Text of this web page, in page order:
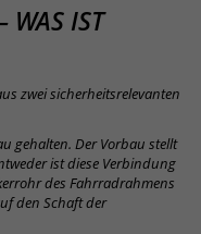
WAS IST
zwei sicherheitsrelevanten
gehalten. Der Vorbau stellt
ist diese Verbindung
des Fahrradrahmens
den Schaft der